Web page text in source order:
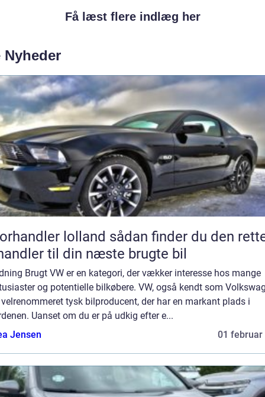
Få læst flere indlæg her
Nyheder
lolland sådan finder du den rette
til din næste brugte bil
Brugt VW er en kategori, der vækker interesse hos mange
og potentielle bilkøbere. VW, også kendt som
velrenommeret tysk bilproducent, der har en markant plads i
Uanset om du er på udkig efter e...
Jensen
01 februar